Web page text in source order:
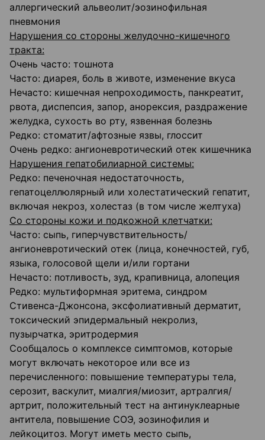
аллергический альвеолит/эозинофильная
пневмония
Нарушения со стороны желудочно-кишечного
тракта:
Очень часто: тошнота
Часто: диарея, боль в животе, изменение вкуса
Нечасто: кишечная непроходимость, панкреатит,
рвота, диспепсия, запор, анорексия, раздражение
желудка, сухость во рту, язвенная болезнь
Редко: стоматит/афтозные язвы, глоссит
Очень редко: ангионевротический отек кишечника
Нарушения гепатобилиарной системы:
Редко: печеночная недостаточность,
гепатоцеллюлярный или холестатический гепатит,
включая некроз, холестаз (в том числе желтуха)
Со стороны кожи и подкожной клетчатки:
Часто: сыпь, гиперчувствительность/
ангионевротический отек (лица, конечностей, губ,
языка, голосовой щели и/или гортани
Нечасто: потливость, зуд, крапивница, алопеция
Редко: мультиформная эритема, синдром
Стивенса-Джонсона, эксфолиативный дерматит,
токсический эпидермальный некролиз,
пузырчатка, эритродермия
Сообщалось о комплексе симптомов, которые
могут включать некоторое или все из
перечисленного: повышение температуры тела,
серозит, васкулит, миалгия/миозит, артралгия/
артрит, положительный тест на антинуклеарные
антитела, повышение СОЭ, эозинофилия и
лейкоцитоз. Могут иметь место сыпь,